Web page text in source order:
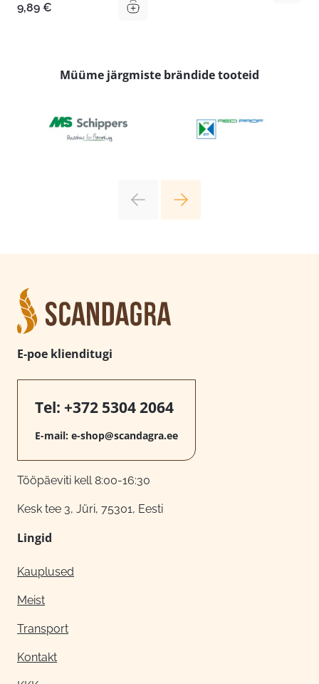
9,89 €
Müüme järgmiste brändide tooteid
E-poe klienditugi
Tel: +372 5304 2064
E-mail: e-shop@scandagra.ee
Tööpäeviti kell 8:00-16:30
Kesk tee 3, Jüri, 75301, Eesti
Lingid
Kauplused
Meist
Transport
Kontakt